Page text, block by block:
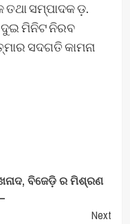
ସମ୍ପାଦକ ଡ଼.
ମିନିଟ ନିରବ
ସଦଗତି କାମନା
ବିଜେଡ଼ି ର ମିଶ୍ରଣ
Next